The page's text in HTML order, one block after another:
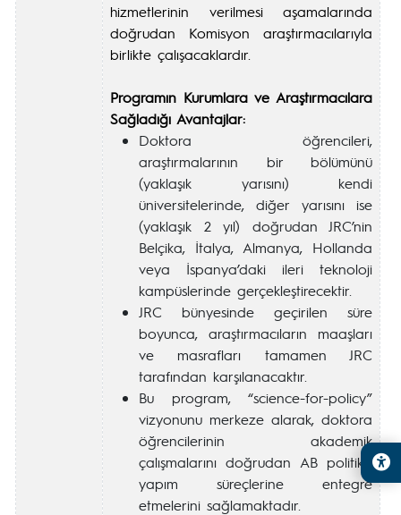
hizmetlerinin verilmesi aşamalarında
doğrudan Komisyon araştırmacılarıyla
birlikte çalışacaklardır.
Programın Kurumlara ve Araştırmacılara
Sağladığı Avantajlar:
Doktora öğrencileri,
araştırmalarının bir bölümünü
(yaklaşık yarısını) kendi
üniversitelerinde, diğer yarısını ise
(yaklaşık 2 yıl) doğrudan JRC’nin
Belçika, İtalya, Almanya, Hollanda
veya İspanya’daki ileri teknoloji
kampüslerinde gerçekleştirecektir.
JRC bünyesinde geçirilen süre
boyunca, araştırmacıların maaşları
ve masrafları tamamen JRC
tarafından karşılanacaktır.
Bu program, “science-for-policy”
vizyonunu merkeze alarak, doktora
öğrencilerinin akademik
çalışmalarını doğrudan AB politika
yapım süreçlerine entegre
etmelerini sağlamaktadır.